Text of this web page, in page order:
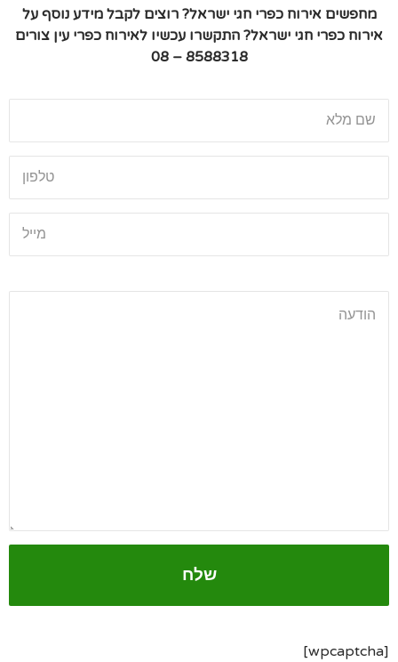
מחפשים אירוח כפרי חגי ישראל?רוצים לקבל מידע נוסף על
אירוח כפרי חגי ישראל?התקשרו עכשיו לאירוח כפרי עין צורים
8588318 – 08